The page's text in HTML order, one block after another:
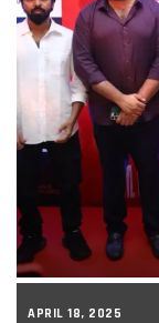
APRIL 18, 2025